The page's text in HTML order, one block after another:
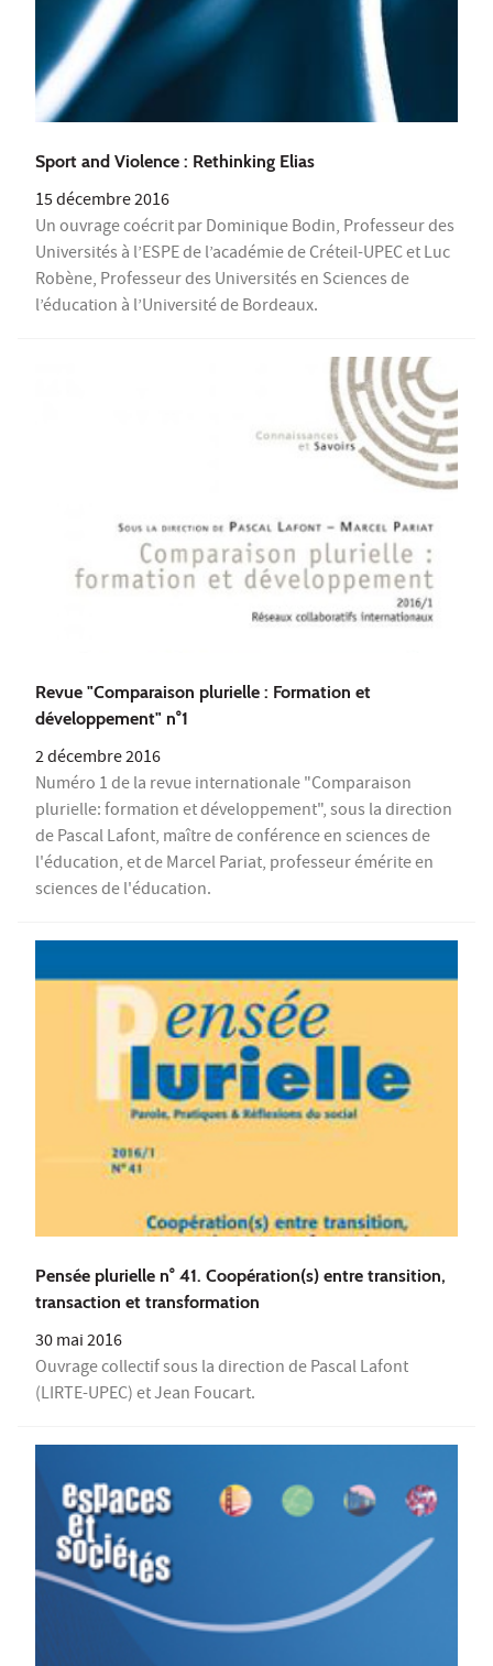
Sport and Violence : Rethinking Elias
15 décembre 2016
Un ouvrage coécrit par Dominique Bodin, Professeur des
Universités à l’ESPE de l’académie de Créteil-UPEC et Luc
Robène, Professeur des Universités en Sciences de
l’éducation à l’Université de Bordeaux.
Revue "Comparaison plurielle : Formation et
développement" n°1
2 décembre 2016
Numéro 1 de la revue internationale "Comparaison
plurielle: formation et développement", sous la direction
de Pascal Lafont, maître de conférence en sciences de
l'éducation, et de Marcel Pariat, professeur émérite en
sciences de l'éducation.
Pensée plurielle n° 41. Coopération(s) entre transition,
transaction et transformation
30 mai 2016
Ouvrage collectif sous la direction de Pascal Lafont
(LIRTE-UPEC) et Jean Foucart.